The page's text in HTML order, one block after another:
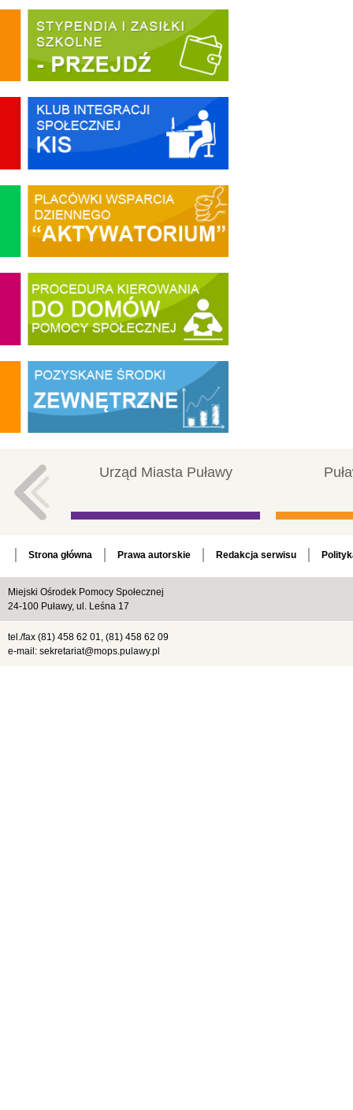
Urząd Miasta Puławy
Strona główna Prawa autorskie Redakcja serwisu
Miejski Ośrodek Pomocy Społecznej
24-100 Puławy, ul. Leśna 17
tel./fax (81) 458 62 01, (81) 458 62 09
e-mail: sekretariat@mops.pulawy.pl